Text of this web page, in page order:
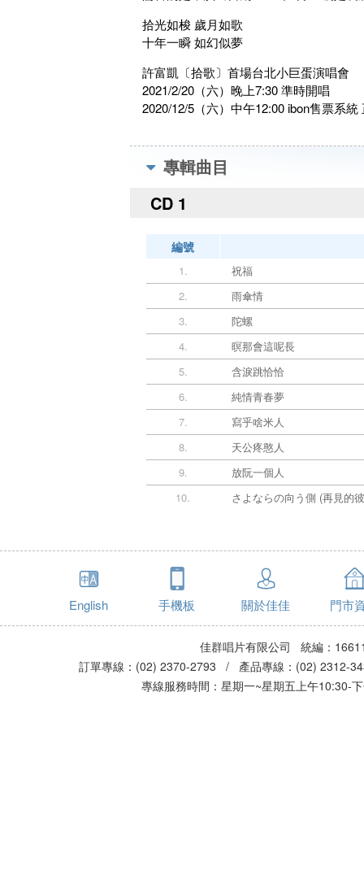
拾光如梭 歲月如歌
十年一瞬 如幻似夢
許富凱〔拾歌〕首場台北小巨蛋演唱會
2021/2/20（六）晚上7:30 準時開唱
2020/12/5（六）中午12:00 ibon售票系統
專輯曲目
CD 1
編號
1.
️祝福
2.
️雨傘情
3.
️陀螺
4.
️暝那會這呢長
5.
️含淚跳恰恰
6.
️純情青春夢
7.
️寫乎啥米人
8.
️天公疼憨人
9.
️放阮一個人
10.
さよならの向う側 (再見的
English 手機板 關於佳佳 門市
佳群唱片有限公司 統編：
訂單專線：(02) 2370-2793 / 產品專線：(02)
專線服務時間：星期一~星期五上午10:30-